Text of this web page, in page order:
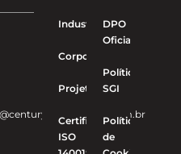
Industriais
Corporativo
Projetos
Certificado
ISO
DPO
Oficial
Política
SGI
Política
de